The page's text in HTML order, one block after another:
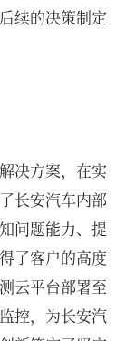
续的决策制定
决方案，在实
长安汽车内部
问题能力、提
了客户的高度
云平台部署至
控，为长安汽